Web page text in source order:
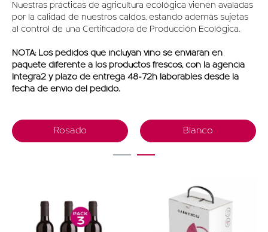
Nuestras prácticas de agricultura ecológica vienen avaladas
por la calidad de nuestros caldos, estando además sujetas
al control de una Certificadora de Producción Ecológica.
NOTA: Los pedidos que incluyan vino se enviarán en
paquete diferente a los productos frescos, con la agencia
Integra2 y plazo de entrega 48-72h laborables desde la
fecha de envío del pedido.
Rosado Blanco